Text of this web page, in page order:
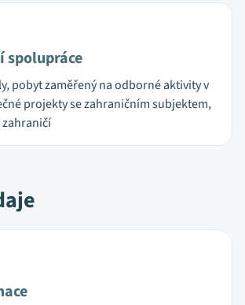
spolupráce
pobyt zaměřený na odborné aktivity v
projekty se zahraničním subjektem,